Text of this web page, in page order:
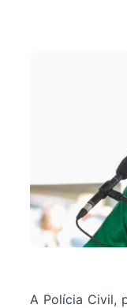
A Polícia Civil,